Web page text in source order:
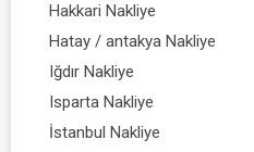
Hakkari Nakliye
Hatay / antakya Nakliye
Iğdır Nakliye
Isparta Nakliye
İstanbul Nakliye